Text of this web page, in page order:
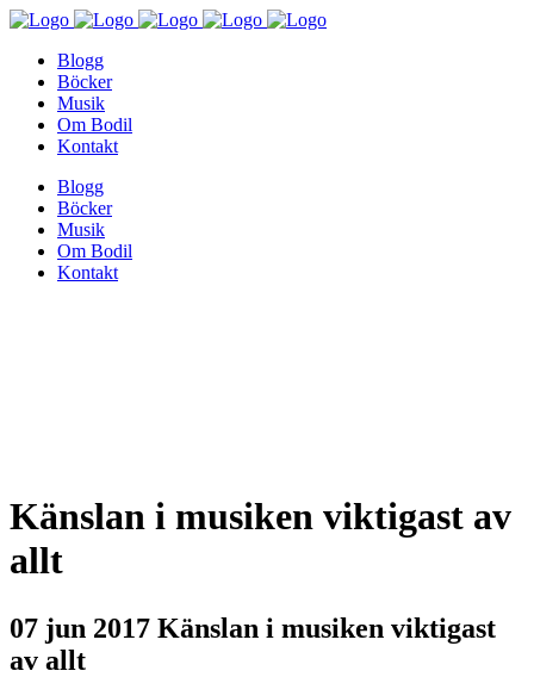
Blogg
Böcker
Musik
Om Bodil
Kontakt
Blogg
Böcker
Musik
Om Bodil
Kontakt
Känslan i musiken viktigast av
allt
07 jun 2017 Känslan i musiken viktigast
av allt